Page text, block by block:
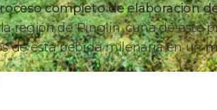
completo de elaboración
región de Pinglin, cuna de este
de esta bebida milenaria en un